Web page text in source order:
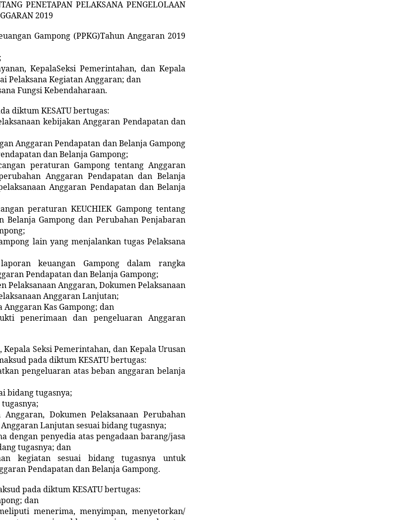
PENETAPANPELAKSANA PENGELOLAAN
2019
Gampong(PPKG)Tahun Anggaran 2019
KepalaSeksi Pemerintahan, danKepala
Pelaksana Kegiatan Anggaran; dan
Fungsi Kebendaharaan.
diktum KESATU bertugas:
kebijakan Anggaran Pendapatan dan
Anggaran Pendapatan dan Belanja Gampong
dan Belanja Gampong;
peraturan Gampong tentang Anggaran
Anggaran Pendapatan dan Belanja
Anggaran Pendapatan dan Belanja
peraturan KEUCHIEK Gampong tentang
Belanja Gampong dan Perubahan Penjabaran
lain yang menjalankan tugas Pelaksana
keuangan Gampong dalam rangka
Pendapatan dan Belanja Gampong;
Anggaran, Dokumen Pelaksanaan
Anggaran Lanjutan;
Kas Gampong; dan
penerimaan dan pengeluaran Anggaran
Kepala Seksi Pemerintahan, dan KepalaUrusan
pada diktum KESATU bertugas:
pengeluaran atas beban anggaran belanja
bidang tugasnya;
Dokumen Pelaksanaan Perubahan
Lanjutan sesuai bidang tugasnya;
dengan penyedia atas pengadaan barang/jasa
tugasnya; dan
kegiatan sesuai bidang tugasnya untuk
Pendapatan dan Belanja Gampong.
pada diktum KESATU bertugas:
dan
menerima, menyimpan, menyetorkan/